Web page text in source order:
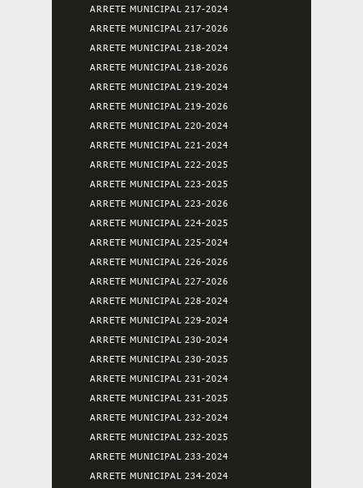
ARRETE MUNICIPAL 217-2024
ARRETE MUNICIPAL 217-2026
ARRETE MUNICIPAL 218-2024
ARRETE MUNICIPAL 218-2026
ARRETE MUNICIPAL 219-2024
ARRETE MUNICIPAL 219-2026
ARRETE MUNICIPAL 220-2024
ARRETE MUNICIPAL 221-2024
ARRETE MUNICIPAL 222-2025
ARRETE MUNICIPAL 223-2025
ARRETE MUNICIPAL 223-2026
ARRETE MUNICIPAL 224-2025
ARRETE MUNICIPAL 225-2024
ARRETE MUNICIPAL 226-2026
ARRETE MUNICIPAL 227-2026
ARRETE MUNICIPAL 228-2024
ARRETE MUNICIPAL 229-2024
ARRETE MUNICIPAL 230-2024
ARRETE MUNICIPAL 230-2025
ARRETE MUNICIPAL 231-2024
ARRETE MUNICIPAL 231-2025
ARRETE MUNICIPAL 232-2024
ARRETE MUNICIPAL 232-2025
ARRETE MUNICIPAL 233-2024
ARRETE MUNICIPAL 234-2024